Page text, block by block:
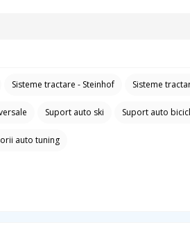
Sisteme tractare - Steinhof Sisteme
Suport auto ski Suport auto
auto tuning